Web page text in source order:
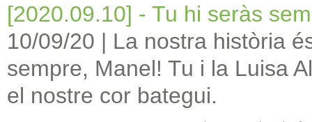
[2020.09.10] - Tu hi seràs
10/09/20 | La nostra història
sempre, Manel! Tu i la Luisa
el nostre cor bategui.